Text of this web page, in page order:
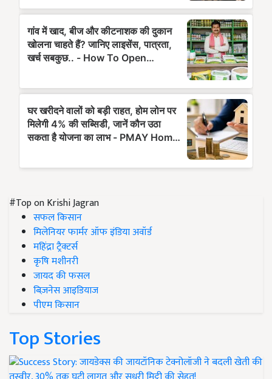
#Top on Krishi Jagran
सफल किसान
मिलेनियर फार्मर ऑफ इंडिया अवॉर्ड
महिंद्रा ट्रैक्टर्स
कृषि मशीनरी
जायद की फसल
बिज़नेस आइडियाज
पीएम किसान
Top Stories